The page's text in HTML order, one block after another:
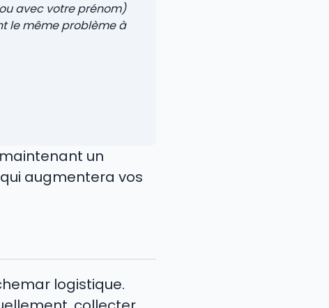
avec votre prénom)
le même problème à
un
augmentera vos
logistique.